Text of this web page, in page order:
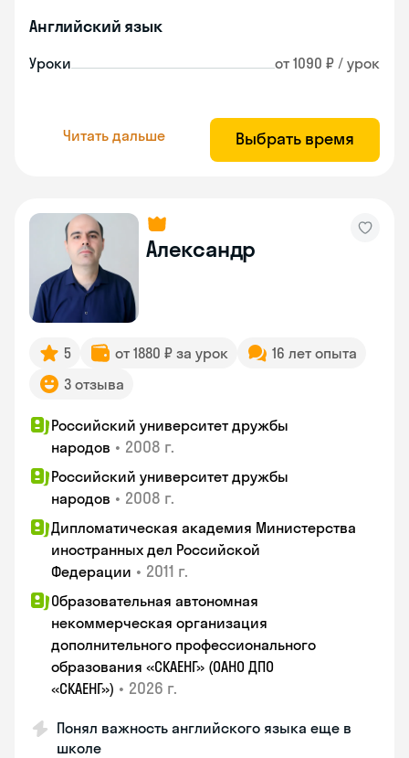
Английский язык
Уроки от 1090 ₽ / урок
Читать дальше Выбрать время
Александр
5 от 1880 ₽ за урок
16 лет опыта
3 отзыва
Российский университет дружбы
народов • 2008 г.
Российский университет дружбы
народов • 2008 г.
Дипломатическая академия Министерства
иностранных дел Российской
Федерации • 2011 г.
Образовательная автономная
некоммерческая организация
дополнительного профессионального
образования «СКАЕНГ» (ОАНО ДПО
«СКАЕНГ») • 2026 г.
Понял важность английского языка еще в
школе